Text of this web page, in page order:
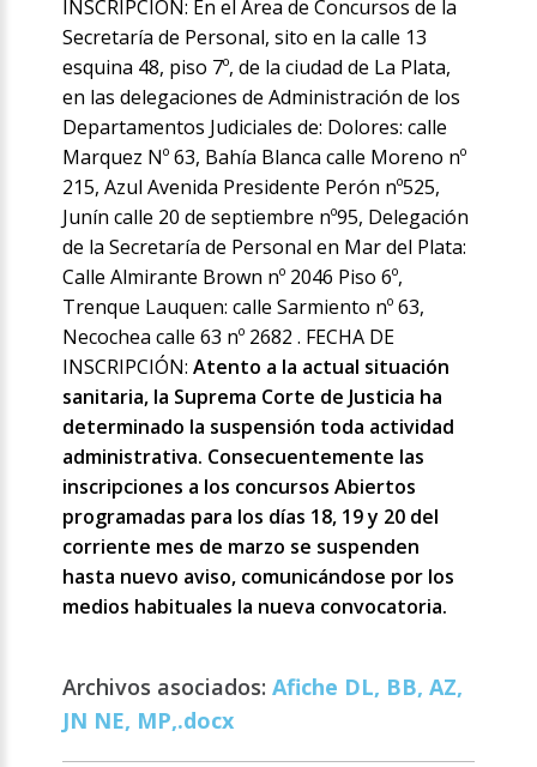
INSCRIPCION: En el Área de Concursos de la
Secretaría de Personal, sito en la calle 13
esquina 48, piso 7º, de la ciudad de La Plata,
en las delegaciones de Administración de los
Departamentos Judiciales de: Dolores: calle
Marquez Nº 63, Bahía Blanca calle Moreno nº
215, Azul Avenida Presidente Perón nº525,
Junín calle 20 de septiembre nº95, Delegación
de la Secretaría de Personal en Mar del Plata:
Calle Almirante Brown nº 2046 Piso 6º,
Trenque Lauquen: calle Sarmiento nº 63,
Necochea calle 63 nº 2682 . FECHA DE
INSCRIPCIÓN:Atento a la actual situación
sanitaria, la Suprema Corte de Justicia ha
determinado la suspensión toda actividad
administrativa. Consecuentemente las
inscripciones a los concursos Abiertos
programadas para los días 18, 19 y 20 del
corriente mes de marzo se suspenden
hasta nuevo aviso, comunicándose por los
medios habituales la nueva convocatoria.
Archivos asociados:Afiche DL, BB, AZ,
JN NE, MP,.docx